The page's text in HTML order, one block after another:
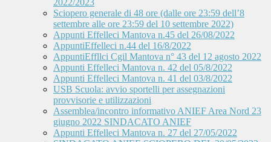
2022/2023
Sciopero generale di 48 ore (dalle ore 23:59 dell’8
settembre alle ore 23:59 del 10 settembre 2022)
Appunti Effelleci Mantova n.45 del 26/08/2022
AppuntiEffelleci n.44 del 16/8/2022
AppuntiEffllci Cgil Mantova n° 43 del 12 agosto 2022
Appunti Effelleci Mantova n. 42 del 05/8/2022
Appunti Effelleci Mantova n. 41 del 03/8/2022
USB Scuola: avvio sportelli per assegnazioni
provvisorie e utilizzazioni
Assemblea/incontro informativo ANIEF Area Nord 23
giugno 2022 SINDACATO ANIEF
Appunti Effelleci Mantova n. 27 del 27/05/2022